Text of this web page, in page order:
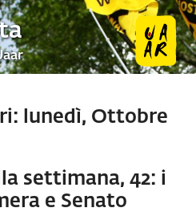
lunedì, Ottobre
settimana, 42: i
e Senato